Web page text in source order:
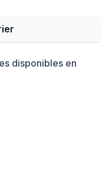
disponibles en